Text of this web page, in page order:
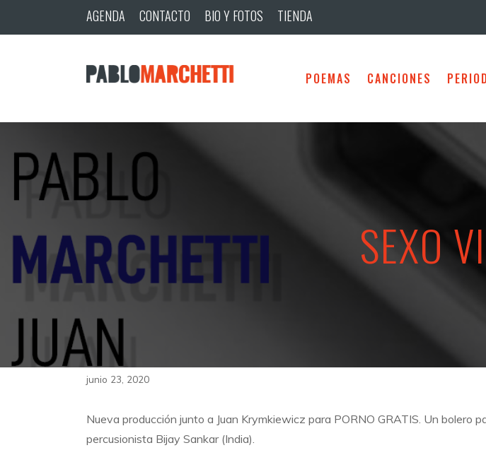
AGENDA CONTACTO BIO Y FOTOS TIENDA
POEMAS CANCIONES
SEXO
junio 23, 2020
Nueva producción junto a Juan Krymkiewicz para PORNO GRATIS. Un bolero
percusionista Bijay Sankar (India).